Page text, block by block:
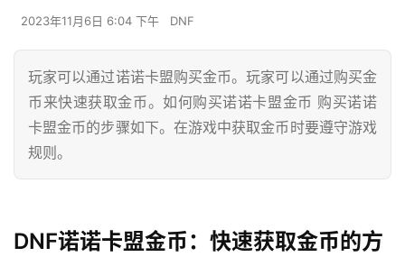
2023年11月6日 6:04 下午 DNF
玩家可以通过诺诺卡盟购买金币。玩家可以通过购买金
币来快速获取金币。如何购买诺诺卡盟金币 购买诺诺
卡盟金币的步骤如下。在游戏中获取金币时要遵守游戏
规则。
DNF诺诺卡盟金币：快速获取金币的方